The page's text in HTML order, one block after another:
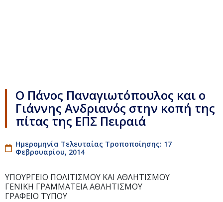
Ο Πάνος Παναγιωτόπουλος και ο
Γιάννης Ανδριανός στην κοπή της
πίτας της ΕΠΣ Πειραιά
Ημερομηνία Τελευταίας Τροποποίησης: 17
Φεβρουαρίου, 2014
ΥΠΟΥΡΓΕΙΟ ΠΟΛΙΤΙΣΜΟΥ ΚΑΙ ΑΘΛΗΤΙΣΜΟΥ
ΓΕΝΙΚΗ ΓΡΑΜΜΑΤΕΙΑ ΑΘΛΗΤΙΣΜΟΥ
ΓΡΑΦΕΙΟ ΤΥΠΟΥ